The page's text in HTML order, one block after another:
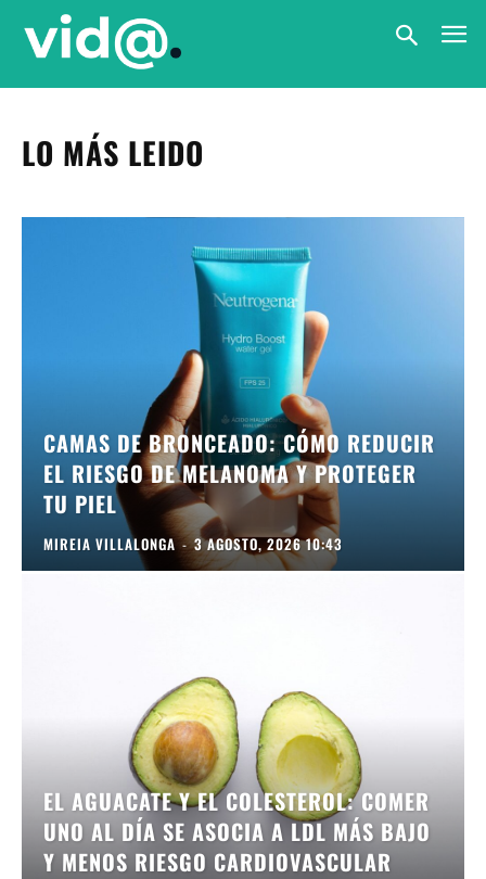
LO MÁS LEIDO
CAMAS DE BRONCEADO: CÓMO REDUCIR
EL RIESGO DE MELANOMA Y PROTEGER
TU PIEL
MIREIA VILLALONGA - 3 AGOSTO, 2026 10:43
EL AGUACATE Y EL COLESTEROL: COMER
UNO AL DÍA SE ASOCIA A LDL MÁS BAJO
Y MENOS RIESGO CARDIOVASCULAR